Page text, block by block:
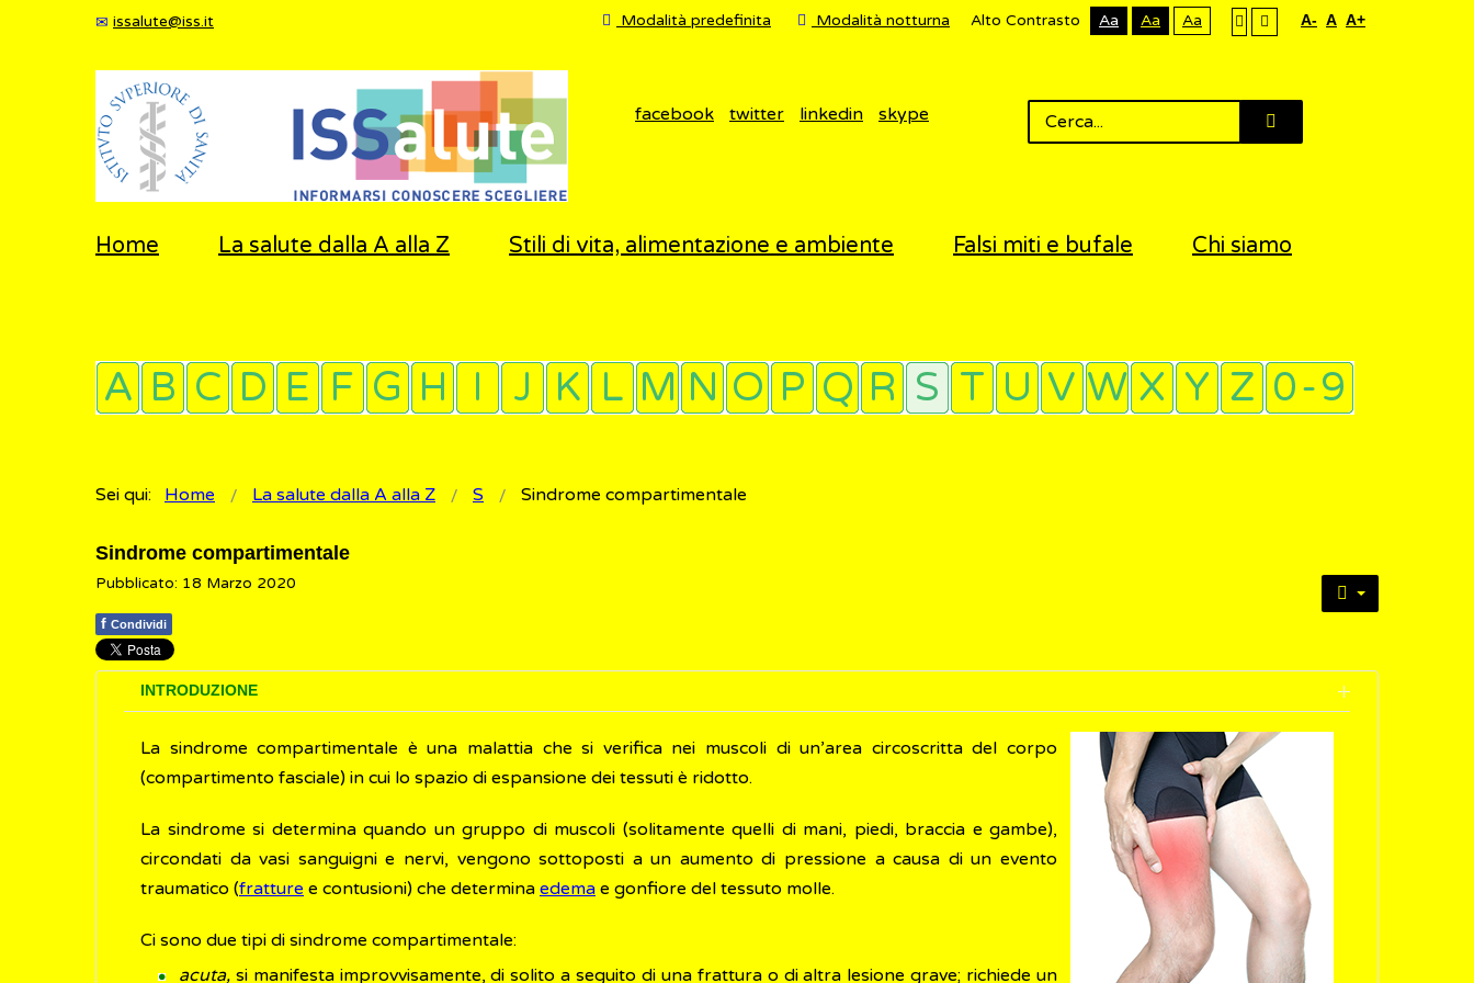
issalute@iss.it Modalità predefinita Modalità notturna Alto Contrasto Aa Aa Aa A- A A+
facebook twitter linkedin skype
Home La salute dalla A alla Z Stili di vita, alimentazione e ambiente Falsi miti e bufale Chi siamo
Sei qui: Home La salute dalla A alla Z S Sindrome compartimentale
Sindrome compartimentale
Pubblicato: 18 Marzo 2020
f Condividi
INTRODUZIONE
La sindrome compartimentale è una malattia che si verifica nei muscoli di un’area circoscritta del corpo
(compartimento fasciale) in cui lo spazio di espansione dei tessuti è ridotto.
La sindrome si determina quando un gruppo di muscoli (solitamente quelli di mani, piedi, braccia e gambe),
circondati da vasi sanguigni e nervi, vengono sottoposti a un aumento di pressione a causa di un evento
traumatico (fratture e contusioni) che determina edema e gonfiore del tessuto molle.
Ci sono due tipi di sindrome compartimentale:
acuta,si manifesta improvvisamente, di solito a seguito di una frattura o di altra lesione grave; richiede un